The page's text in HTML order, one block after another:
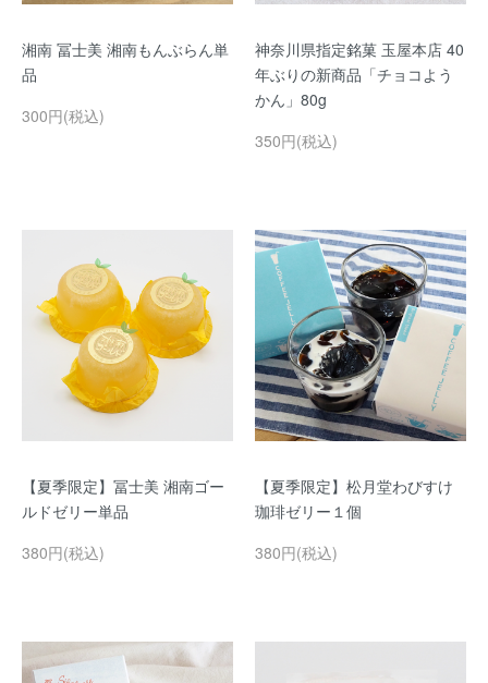
湘南 冨士美 湘南もんぶらん単
品
300円(税込)
神奈川県指定銘菓 玉屋本店 40
年ぶりの新商品「チョコよう
かん」80g
350円(税込)
【夏季限定】冨士美 湘南ゴー
ルドゼリー単品
380円(税込)
【夏季限定】松月堂わびすけ
珈琲ゼリー１個
380円(税込)